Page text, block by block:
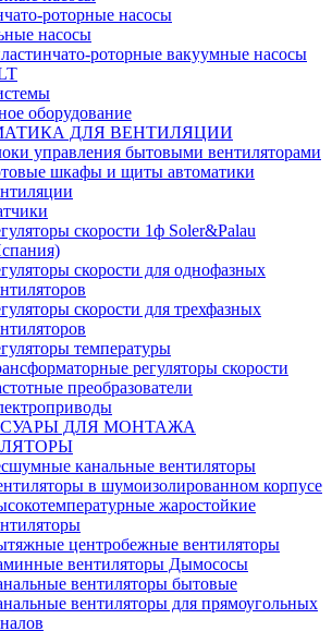
роторные насосы
насосы
роторные вакуумные насосы
оборудование
ДЛЯ ВЕНТИЛЯЦИИ
управления бытовыми вентиляторами
шкафы и щиты автоматики
скорости 1ф Soler&Palau
скорости для однофазных
скорости для трехфазных
температуры
регуляторы скорости
преобразователи
ДЛЯ МОНТАЖА
канальные вентиляторы
в шумоизолированном корпусе
жаростойкие
центробежные вентиляторы
вентиляторы Дымососы
вентиляторы бытовые
вентиляторы для прямоугольных